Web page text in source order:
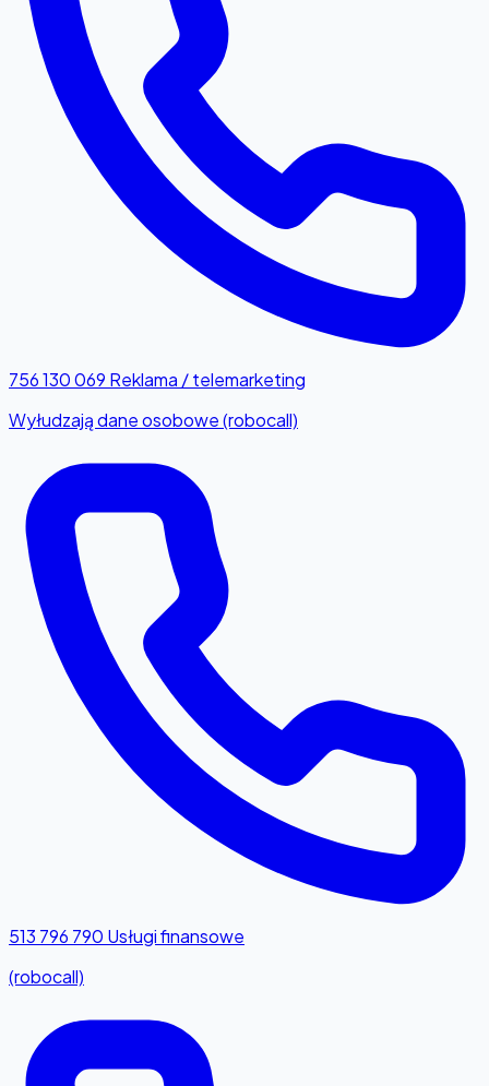
756 130 069 Reklama / telemarketing
Wyłudzają dane osobowe (robocall)
513 796 790 Usługi finansowe
(robocall)